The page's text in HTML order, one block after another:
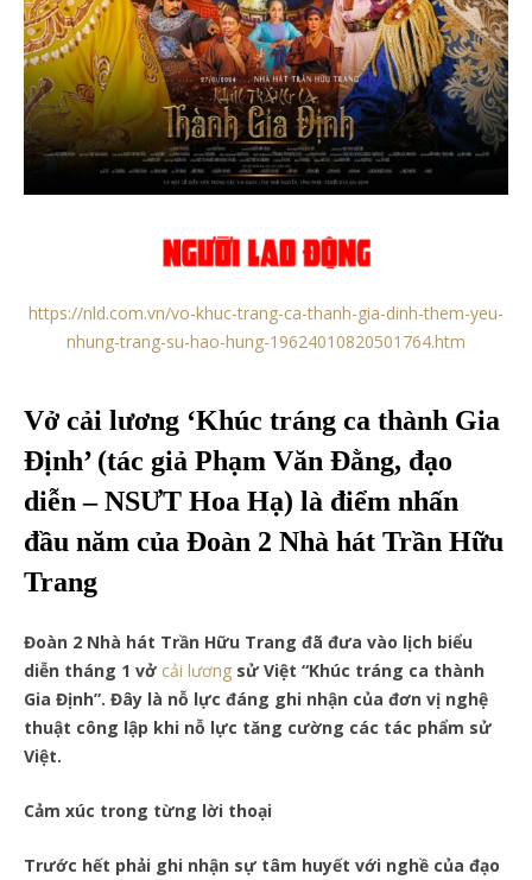
https://nld.com.vn/vo-khuc-trang-ca-thanh-gia-dinh-them-yeu-
nhung-trang-su-hao-hung-19624010820501764.htm
Vở cải lương ‘Khúc tráng ca thành Gia
Định’ (tác giả Phạm Văn Đằng, đạo
diễn – NSƯT Hoa Hạ) là điểm nhấn
đầu năm của Đoàn 2 Nhà hát Trần Hữu
Trang
Đoàn 2 Nhà hát Trần Hữu Trang đã đưa vào lịch biểu
diễn tháng 1 vở cải lương sử Việt “Khúc tráng ca thành
Gia Định”. Đây là nỗ lực đáng ghi nhận của đơn vị nghệ
thuật công lập khi nỗ lực tăng cường các tác phẩm sử
Việt.
Cảm xúc trong từng lời thoại
Trước hết phải ghi nhận sự tâm huyết với nghề của đạo